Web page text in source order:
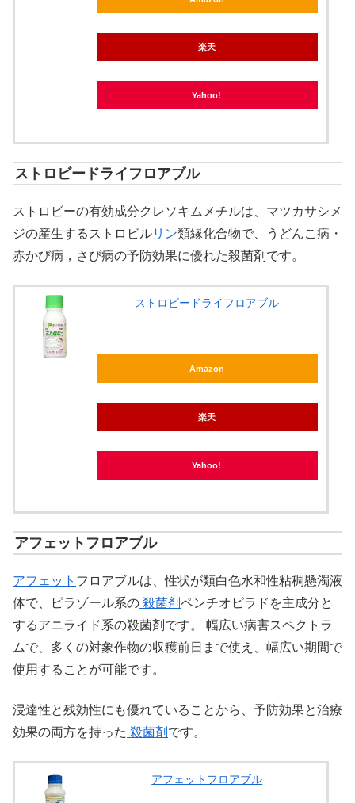
楽天
Yahoo!
ストロビードライフロアブル
ストロビーの有効成分クレソキムメチルは、マツカサシメ
ジの産生するストロビルリン類縁化合物で、うどんこ病・
赤かび病，さび病の予防効果に優れた殺菌剤です。
ストロビードライフロアブル
Amazon
楽天
Yahoo!
アフェットフロアブル
アフェット フロアブルは、性状が類白色水和性粘稠懸濁液
体で、ピラゾール系の 殺菌剤ペンチオピラドを主成分と
するアニライド系の殺菌剤です。 幅広い病害スペクトラ
ムで、多くの対象作物の収穫前日まで使え、幅広い期間で
使用することが可能です。
浸達性と残効性にも優れていることから、予防効果と治療
効果の両方を持った 殺菌剤 です。
アフェットフロアブル